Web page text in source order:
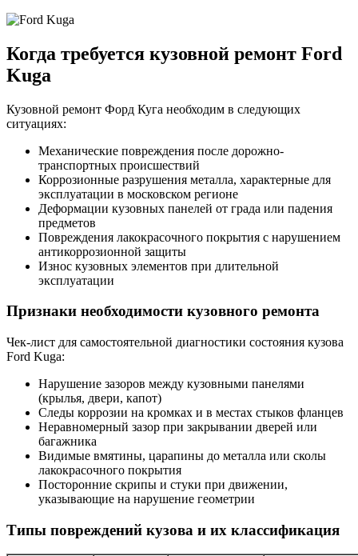
Когда требуется кузовной ремонт Ford
Kuga
Кузовной ремонт Форд Куга необходим в следующих
ситуациях:
Механические повреждения после дорожно-
транспортных происшествий
Коррозионные разрушения металла, характерные для
эксплуатации в московском регионе
Деформации кузовных панелей от града или падения
предметов
Повреждения лакокрасочного покрытия с нарушением
антикоррозионной защиты
Износ кузовных элементов при длительной
эксплуатации
Признаки необходимости кузовного ремонта
Чек-лист для самостоятельной диагностики состояния кузова
Ford Kuga:
Нарушение зазоров между кузовными панелями
(крылья, двери, капот)
Следы коррозии на кромках и в местах стыков фланцев
Неравномерный зазор при закрывании дверей или
багажника
Видимые вмятины, царапины до металла или сколы
лакокрасочного покрытия
Посторонние скрипы и стуки при движении,
указывающие на нарушение геометрии
Типы повреждений кузова и их классификация